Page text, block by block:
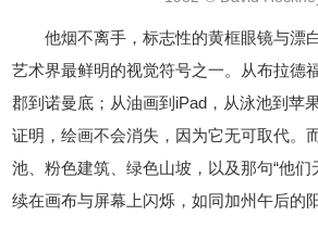
他烟不离手，标志性的黄框眼镜与漂
艺术界最鲜明的视觉符号之一。从布拉德
郡到诺曼底；从油画到iPad，从泳池到
证明，绘画不会消失，因为它无可取代。
池、粉色建筑、绿色山坡，以及那句“他们
续在画布与屏幕上闪烁，如同加州午后的